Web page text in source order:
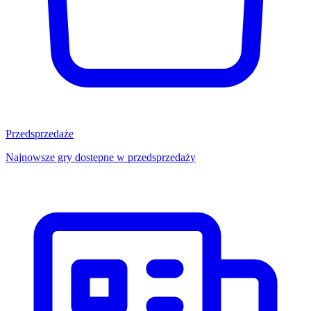
Przedsprzedaże
Najnowsze gry dostępne w przedsprzedaży